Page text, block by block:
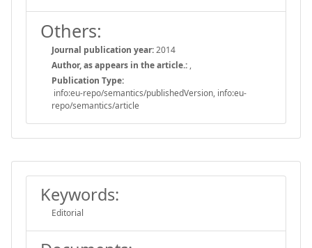
Others:
Journal publication year:2014
Author, as appears in the article.: ,
Publication Type:
info:eu-repo/semantics/publishedVersion, info:eu-
repo/semantics/article
Keywords:
Editorial